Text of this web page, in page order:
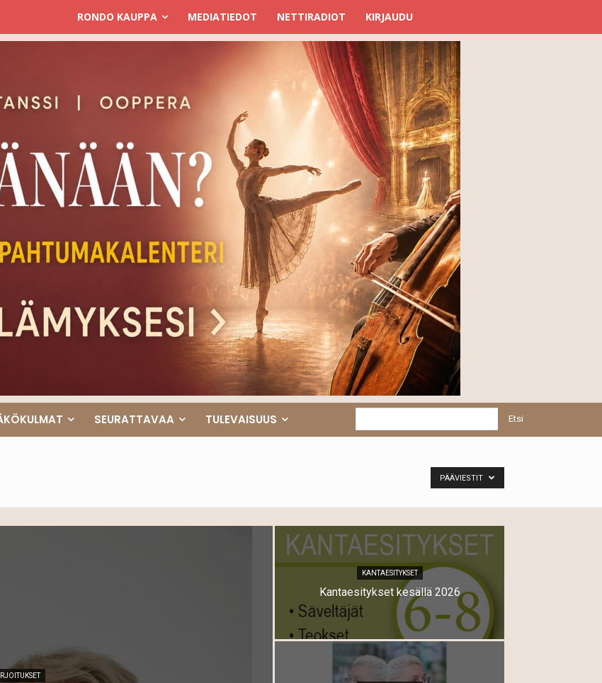
RONDO KAUPPA MEDIATIEDOT NETTIRADIOT KIRJAUDU
SEURATTAVAA TULEVAISUUS Etsi
PÄÄVIESTIT
KANTAESITYKSET
Kantaesitykset kesällä 2026